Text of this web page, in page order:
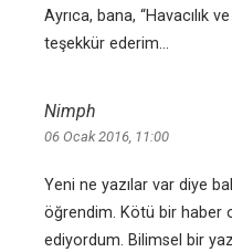
Ayrıca, bana, “Havacılık
teşekkür ederim…
Nimph
06 Ocak 2016, 11:00
Yeni ne yazılar var diye
öğrendim. Kötü bir haber
ediyordum. Bilimsel bir